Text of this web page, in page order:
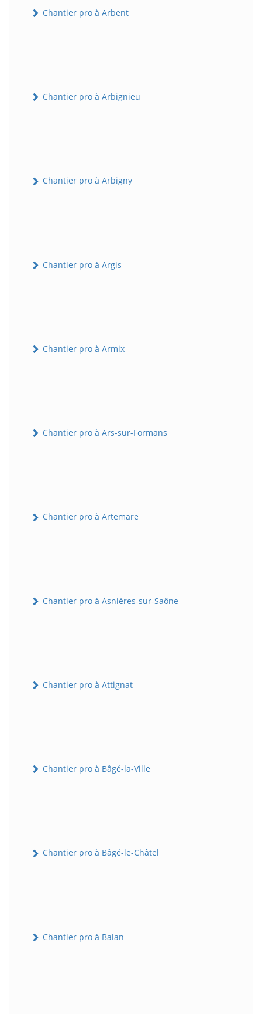
Chantier pro à Arbent
Chantier pro à Arbignieu
Chantier pro à Arbigny
Chantier pro à Argis
Chantier pro à Armix
Chantier pro à Ars-sur-Formans
Chantier pro à Artemare
Chantier pro à Asnières-sur-Saône
Chantier pro à Attignat
Chantier pro à Bâgé-la-Ville
Chantier pro à Bâgé-le-Châtel
Chantier pro à Balan